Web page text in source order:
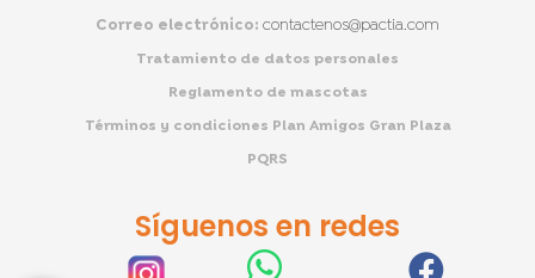
Correo electrónico: contactenos@pactia.com
Tratamiento de datos personales
Reglamento de mascotas
Términos y condiciones Plan Amigos Gran Plaza
PQRS
Síguenos en redes